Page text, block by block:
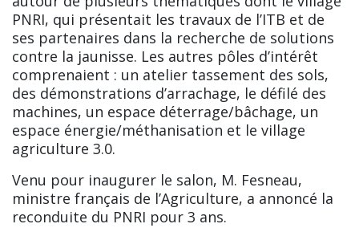
PNRI, qui présentait les travaux de l’ITB et de
ses partenaires dans la recherche de solutions
contre la jaunisse. Les autres pôles d’intérêt
comprenaient : un atelier tassement des sols,
des démonstrations d’arrachage, le défilé des
machines, un espace déterrage/bâchage, un
espace énergie/méthanisation et le village
agriculture 3.0.
Venu pour inaugurer le salon, M. Fesneau,
ministre français de l’Agriculture, a annoncé la
reconduite du PNRI pour 3 ans.